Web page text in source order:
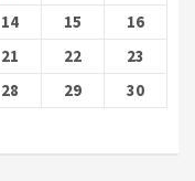
14 15
16
21 22
23
28 29
30